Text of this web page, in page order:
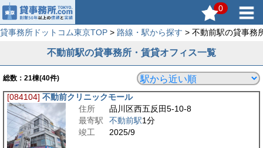
0
貸事務所ドットコム東京TOP > 路線・駅から探す > 不動前駅の貸事務
不動前駅の貸事務所・賃貸オフィス一覧
総数： 21棟(40件)
[084104] 不動前クリニックモール
住所
品川区西五反田5-10-8
最寄駅
不動前駅1分
竣工
2025/9